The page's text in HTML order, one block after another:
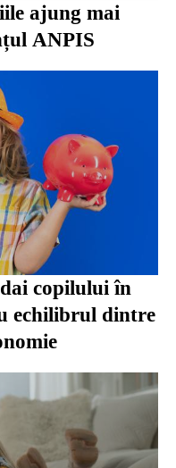
ajung mai
ANPIS
dai copilului în
echilibrul dintre